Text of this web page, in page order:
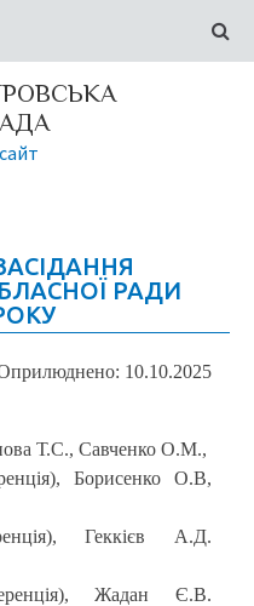
РАДИ
10.10.2025
Т.С., Савченко О.М.,
Борисенко О.В,
Геккієв А.Д.
Жадан Є.В.